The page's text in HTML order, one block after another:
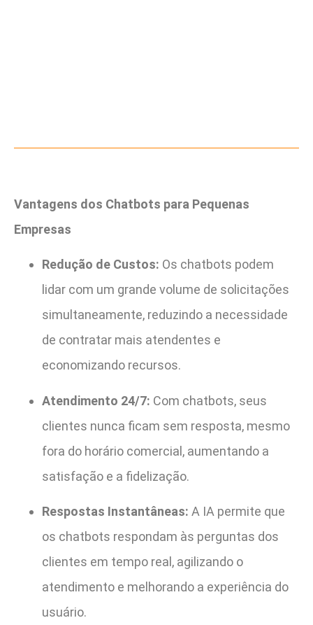
Vantagens dos Chatbots para Pequenas
Empresas
Redução de Custos: Os chatbots podem
lidar com um grande volume de solicitações
simultaneamente, reduzindo a necessidade
de contratar mais atendentes e
economizando recursos.
Atendimento 24/7: Com chatbots, seus
clientes nunca ficam sem resposta, mesmo
fora do horário comercial, aumentando a
satisfação e a fidelização.
Respostas Instantâneas: A IA permite que
os chatbots respondam às perguntas dos
clientes em tempo real, agilizando o
atendimento e melhorando a experiência do
usuário.